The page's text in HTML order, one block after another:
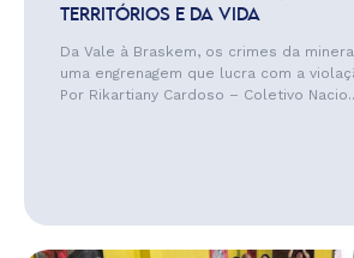
TERRITÓRIOS E DA VIDA
Da Vale à Braskem, os crimes da
uma engrenagem que lucra com a
Por Rikartiany Cardoso – Coletivo